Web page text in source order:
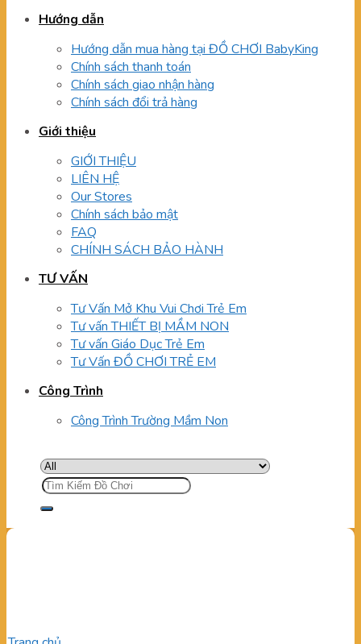
Hướng dẫn
Hướng dẫn mua hàng tại ĐỒ CHƠI BabyKing
Chính sách thanh toán
Chính sách giao nhận hàng
Chính sách đổi trả hàng
Giới thiệu
GIỚI THIỆU
LIÊN HỆ
Our Stores
Chính sách bảo mật
FAQ
CHÍNH SÁCH BẢO HÀNH
TƯ VẤN
Tư Vấn Mở Khu Vui Chơi Trẻ Em
Tư vấn THIẾT BỊ MẦM NON
Tư vấn Giáo Dục Trẻ Em
Tư Vấn ĐỒ CHƠI TRẺ EM
Công Trình
Công Trình Trường Mầm Non
Tìm
kiếm: